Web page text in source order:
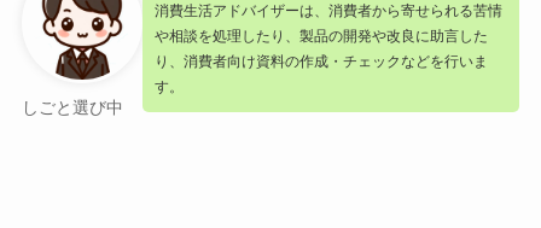
しごと選び中
消費生活アドバイザーは、消費者から寄せられる苦情
や相談を処理したり、製品の開発や改良に助言した
り、消費者向け資料の作成・チェックなどを行いま
す。